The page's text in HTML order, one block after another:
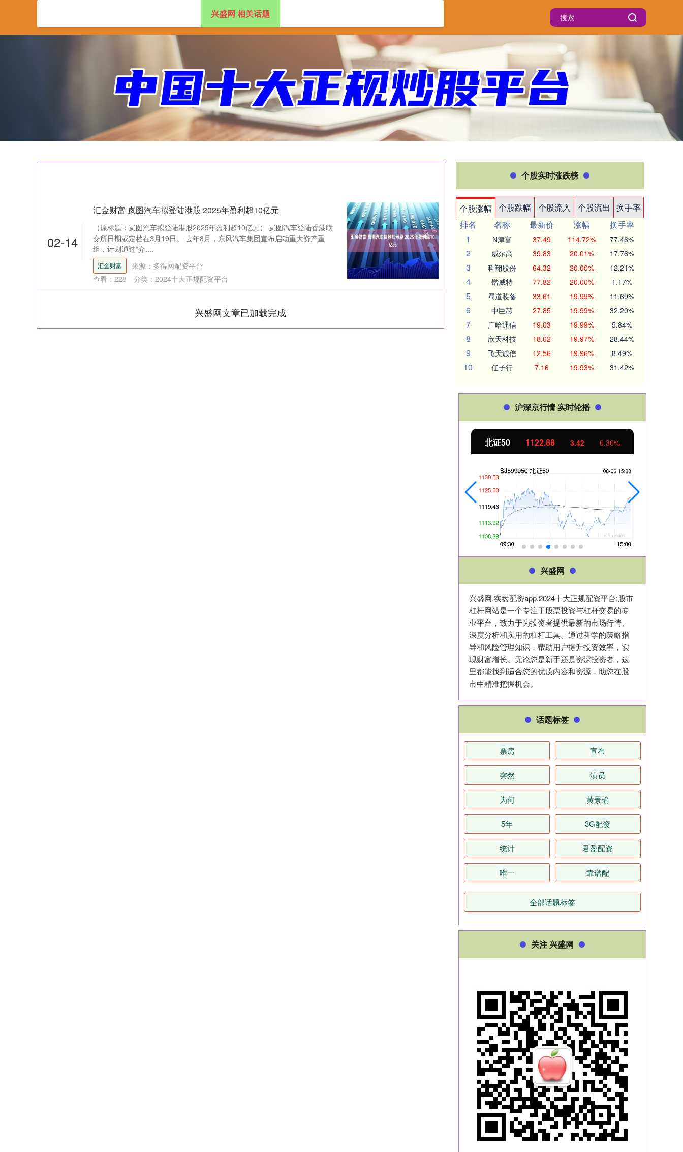
兴盛网 实盘配资app 2024十大正规配资平台
兴盛网 相关话题
02-14
汇金财富 岚图汽车拟登陆港股 2025年盈利超10亿元
（原标题：岚图汽车拟登陆港股2025年盈利超10亿元） 岚图汽车登陆香港联
交所日期或定档在3月19日。 去年8月，东风汽车集团宣布启动重大资产重
组，计划通过“介....
汇金财富
来源：多得网配资平台
查看： 228 分类： 2024十大正规配资平台
兴盛网文章已加载完成
个股实时涨跌榜
个股涨幅 个股跌幅 个股流入 个股流出
换手率
排名
名称 最新价 涨幅
换手率
1
N津富 37.49 114.72% 77.46%
2 威尔高 39.83 20.01% 17.76%
3 科翔股份 64.32 20.00% 12.21%
4 锴威特 77.82 20.00% 1.17%
5 蜀道装备 33.61 19.99% 11.69%
6 中巨芯 27.85 19.99% 32.20%
7 广哈通信 19.03 19.99% 5.84%
8 欣天科技 18.02 19.97% 28.44%
9 飞天诚信 12.56 19.96% 8.49%
10 任子行 7.16 19.93% 31.42%
沪深京行情 实时轮播
北证50 1122.88 3.42 0.30%
兴盛网
兴盛网,实盘配资app,2024十大正规配资平台:股市
杠杆网站是一个专注于股票投资与杠杆交易的专
业平台，致力于为投资者提供最新的市场行情、
深度分析和实用的杠杆工具。通过科学的策略指
导和风险管理知识，帮助用户提升投资效率，实
现财富增长。无论您是新手还是资深投资者，这
里都能找到适合您的优质内容和资源，助您在股
市中精准把握机会。
话题标签
票房 宣布
突然 演员
为何 黄景瑜
5年 3G配资
统计 君盈配资
唯一 靠谱配
全部话题标签
关注 兴盛网